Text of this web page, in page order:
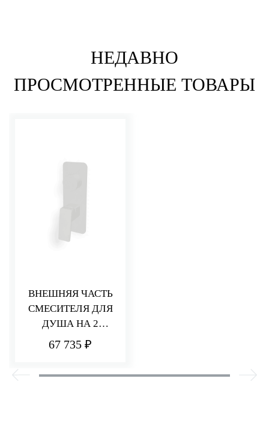
НЕДАВНО
ПРОСМОТРЕННЫЕ ТОВАРЫ
ВНЕШНЯЯ ЧАСТЬ
СМЕСИТЕЛЯ ДЛЯ
ДУША НА 2
ПОТРЕБИТЕЛЯ
67 735 ₽